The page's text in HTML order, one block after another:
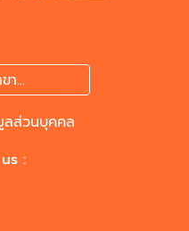
า...
ลส่วนบุคคล
: